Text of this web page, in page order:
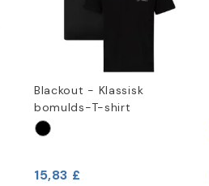
Blackout - Klassisk
bomulds-T-shirt
15,83 £